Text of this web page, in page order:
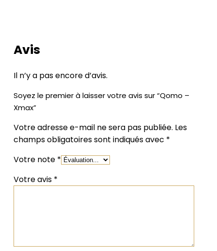
Avis
Il n’y a pas encore d’avis.
Soyez le premier à laisser votre avis sur “Qomo –
Xmax”
Votre adresse e-mail ne sera pas publiée. Les
champs obligatoires sont indiqués avec *
Votre note *
Votre avis *